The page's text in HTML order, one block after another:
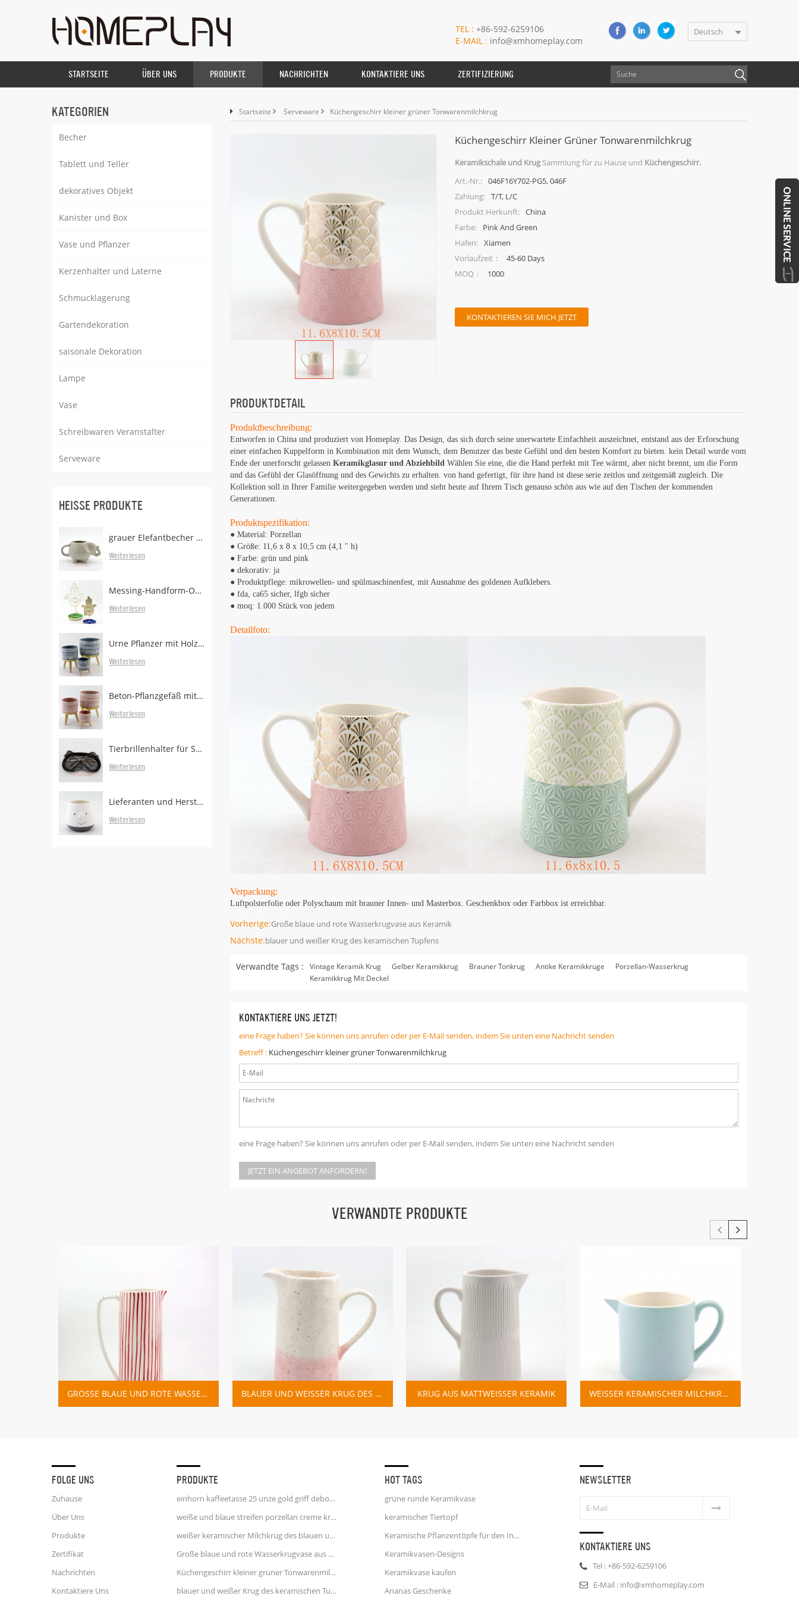
Deutsch
TEL : +86-592-6259106
E-MAIL : info@xmhomeplay.com
STARTSEITE ÜBER UNS PRODUKTE NACHRICHTEN KONTAKTIERE UNS ZERTIFIZIERUNG
KATEGORIEN
Becher
Tablett und Teller
dekoratives Objekt
Kanister und Box
Vase und Pflanzer
Kerzenhalter und Laterne
Schmucklagerung
Gartendekoration
saisonale Dekoration
Lampe
Vase
Schreibwaren Veranstalter
Serveware
HEISSE PRODUKTE
grauer Elefantbecher mit Teebeutelhalter
Weiterlesen
Messing-Handform-Ohrringständer mit Tablett
Weiterlesen
Urne Pflanzer mit Holzbeinen
Weiterlesen
Beton-Pflanzgefäß mit bewaldeten Beinen zum Verkauf
Weiterlesen
Tierbrillenhalter für Schreibtisch
Weiterlesen
Lieferanten und Hersteller von Pflanzgefäßen
Weiterlesen
Startseite Serveware Küchengeschirr kleiner grüner Tonwarenmilchkrug
Küchengeschirr Kleiner Grüner Tonwarenmilchkrug
Keramikschale und KrugSammlung für zu Hause und Küchengeschirr.
Art.-Nr.: 046F16Y702-PG5, 046F
Zahlung: T/T, L/C
Produkt Herkunft: China
Farbe:
Pink And Green
Hafen: Xiamen
Vorlaufzeit：
45-60 Days
MOQ：
1000
KONTAKTIEREN SIE MICH JETZT
PRODUKTDETAIL
Produktbeschreibung:
Entworfen in China und produziert von Homeplay. Das Design, das sich durch seine unerwartete Einfachheit auszeichnet, entstand aus der Erforschung
einer einfachen Kuppelform in Kombination mit dem Wunsch, dem Benutzer das beste Gefühl und den besten Komfort zu bieten. kein Detail wurde vom
Ende der unerforscht gelassen Keramikglasur und Abziehbild Wählen Sie eine, die die Hand perfekt mit Tee wärmt, aber nicht brennt, um die Form
und das Gefühl der Glasöffnung und des Gewichts zu erhalten. von hand gefertigt, für ihre hand ist diese serie zeitlos und zeitgemäß zugleich. Die
Kollektion soll in Ihrer Familie weitergegeben werden und sieht heute auf Ihrem Tisch genauso schön aus wie auf den Tischen der kommenden
Generationen.
Produktspezifikation:
● Material: Porzellan
● Größe: 11,6 x 8 x 10,5 cm (4,1 '' h)
● Farbe: grün und pink
● dekorativ: ja
● Produktpflege: mikrowellen- und spülmaschinenfest, mit Ausnahme des goldenen Aufklebers.
● fda, ​​ca65 sicher, lfgb sicher
● moq: 1.000 Stück von jedem
Detailfoto:
Verpackung:
Luftpolsterfolie oder Polyschaum mit brauner Innen- und Masterbox. Geschenkbox oder Farbbox ist erreichbar.
Vorherige:Große blaue und rote Wasserkrugvase aus Keramik
Nächste:blauer und weißer Krug des keramischen Tupfens
Verwandte Tags : Vintage Keramik Krug Gelber Keramikkrug Brauner Tonkrug Antike Keramikkrüge
Porzellan-Wasserkrug
Keramikkrug Mit Deckel
KONTAKTIERE UNS JETZT!
eine Frage haben? Sie können uns anrufen oder per E-Mail senden, indem Sie unten eine Nachricht senden
Betreff : Küchengeschirr kleiner grüner Tonwarenmilchkrug
eine Frage haben? Sie können uns anrufen oder per E-Mail senden, indem Sie unten eine Nachricht senden
JETZT EIN ANGEBOT ANFORDERN!
VERWANDTE PRODUKTE
GROSSE BLAUE UND ROTE WASSERKRUGVASE AUS KERAMIK BLAUER UND WEISSER KRUG DES KERAMISCHEN TUPFENS KRUG AUS MATTWEISSER KERAMIK WEISSER KERAMISCHER MILCHKRUG DES BLAUEN UND ROSA TUPFENS
FOLGE UNS
Zuhause
Über Uns
Produkte
Zertifikat
Nachrichten
Kontaktiere Uns
PRODUKTE
einhorn kaffeetasse 25 unze gold griff debossed finish
weiße und blaue streifen porzellan creme krug wasserkrug
weißer keramischer Milchkrug des blauen und rosa Tupfens
Große blaue und rote Wasserkrugvase aus Keramik
Küchengeschirr kleiner grüner Tonwarenmilchkrug
blauer und weißer Krug des keramischen Tupfens
HOT TAGS
grüne runde Keramikvase
keramischer Tiertopf
Keramische Pflanzentöpfe für den Innenbereich
Keramikvasen-Designs
Keramikvase kaufen
Ananas Geschenke
NEWSLETTER
KONTAKTIERE UNS
Tel : +86-592-6259106
E-Mail : info@xmhomeplay.com